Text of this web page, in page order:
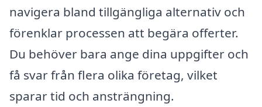
navigera bland tillgängliga alternativ och
förenklar processen att begära offerter.
Du behöver bara ange dina uppgifter och
få svar från flera olika företag, vilket
sparar tid och ansträngning.